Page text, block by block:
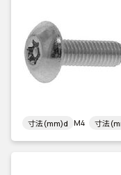
寸法(mm)d M4 寸法